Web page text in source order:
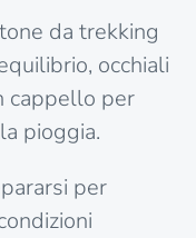
da trekking
occhiali
cappello per
pioggia.
per